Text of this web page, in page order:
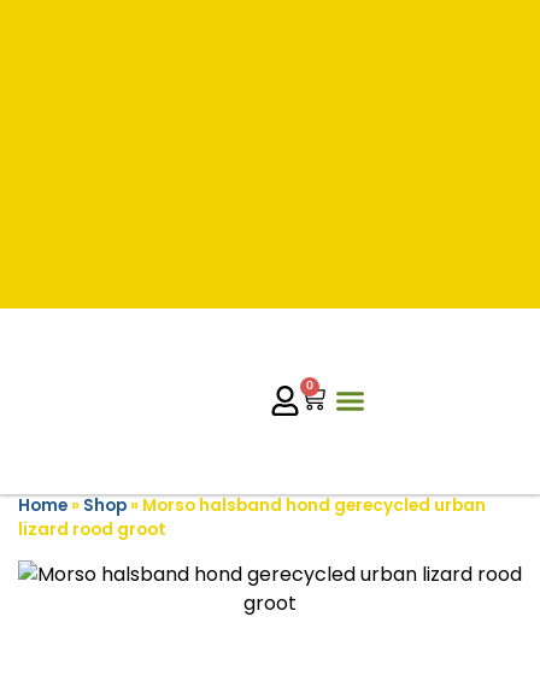
0
Home» Shop» Morso halsband hond gerecycled urban
lizard rood groot